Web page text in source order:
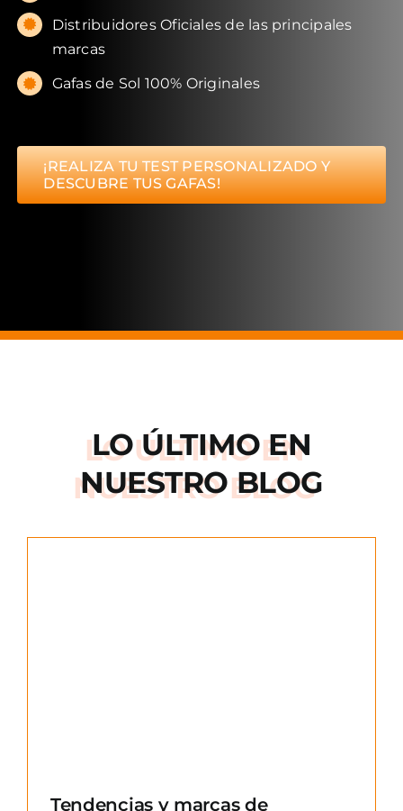
Distribuidores Oficiales de las principales
marcas
Gafas de Sol 100% Originales
¡REALIZA TU TEST PERSONALIZADO Y
DESCUBRE TUS GAFAS!
LO ÚLTIMO EN
NUESTRO BLOG
Tendencias y marcas de